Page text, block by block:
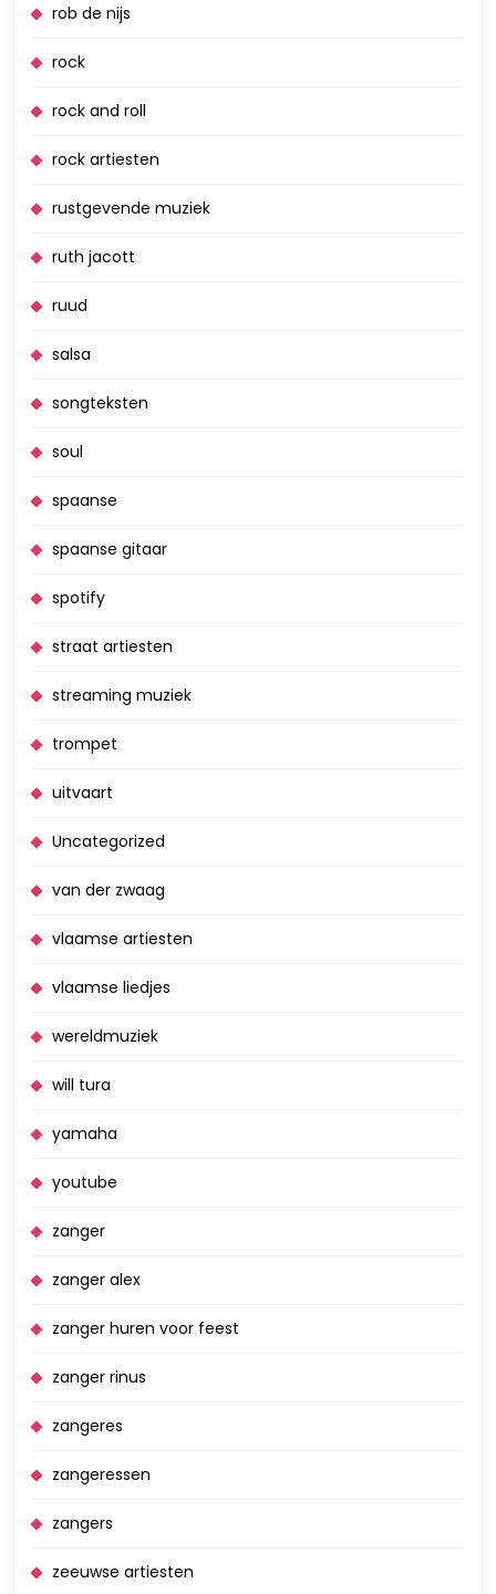
rob de nijs
rock
rock and roll
rock artiesten
rustgevende muziek
ruth jacott
ruud
salsa
songteksten
soul
spaanse
spaanse gitaar
spotify
straat artiesten
streaming muziek
trompet
uitvaart
Uncategorized
van der zwaag
vlaamse artiesten
vlaamse liedjes
wereldmuziek
will tura
yamaha
youtube
zanger
zanger alex
zanger huren voor feest
zanger rinus
zangeres
zangeressen
zangers
zeeuwse artiesten